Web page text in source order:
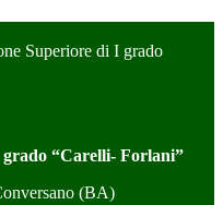
Superiore di I grado
“Carelli- Forlani”
(BA)